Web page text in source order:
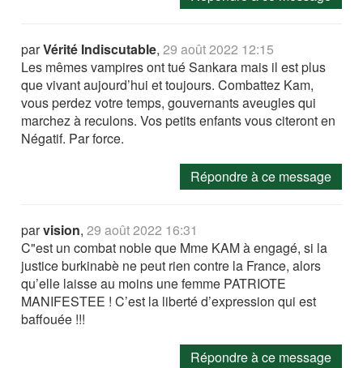
parVérité Indiscutable,29 août 2022 12:15
Les mêmes vampires ont tué Sankara mais il est plus
que vivant aujourd’hui et toujours. Combattez Kam,
vous perdez votre temps, gouvernants aveugles qui
marchez à reculons. Vos petits enfants vous citeront en
Négatif. Par force.
Répondre à ce message
parvision,29 août 2022 16:31
C"est un combat noble que Mme KAM à engagé, si la
justice burkinabè ne peut rien contre la France, alors
qu’elle laisse au moins une femme PATRIOTE
MANIFESTEE ! C’est la liberté d’expression qui est
baffouée !!!
Répondre à ce message